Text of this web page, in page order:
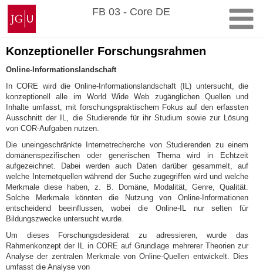
Zum
Inhalt
springen
Johannes
Gutenberg-
Universität
Mainz
FB 03 - Core DE
Konzeptioneller Forschungsrahmen
Online-Informationslandschaft
In CORE wird die Online-Informationslandschaft (IL) untersucht, die
konzeptionell alle im World Wide Web zugänglichen Quellen und
Inhalte umfasst, mit forschungspraktischem Fokus auf den erfassten
Ausschnitt der IL, die Studierende für ihr Studium sowie zur Lösung
von COR-Aufgaben nutzen.
Die uneingeschränkte Internetrecherche von Studierenden zu einem
domänenspezifischen oder generischen Thema wird in Echtzeit
aufgezeichnet. Dabei werden auch Daten darüber gesammelt, auf
welche Internetquellen während der Suche zugegriffen wird und welche
Merkmale diese haben, z. B. Domäne, Modalität, Genre, Qualität.
Solche Merkmale könnten die Nutzung von Online-Informationen
entscheidend beeinflussen, wobei die Online-IL nur selten für
Bildungszwecke untersucht wurde.
Um dieses Forschungsdesiderat zu adressieren, wurde das
Rahmenkonzept der IL in CORE auf Grundlage mehrerer Theorien zur
Analyse der zentralen Merkmale von Online-Quellen entwickelt. Dies
umfasst die Analyse von